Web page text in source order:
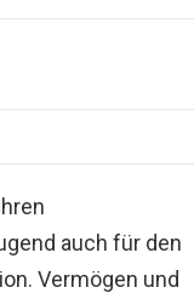
auch für den
Vermögen und